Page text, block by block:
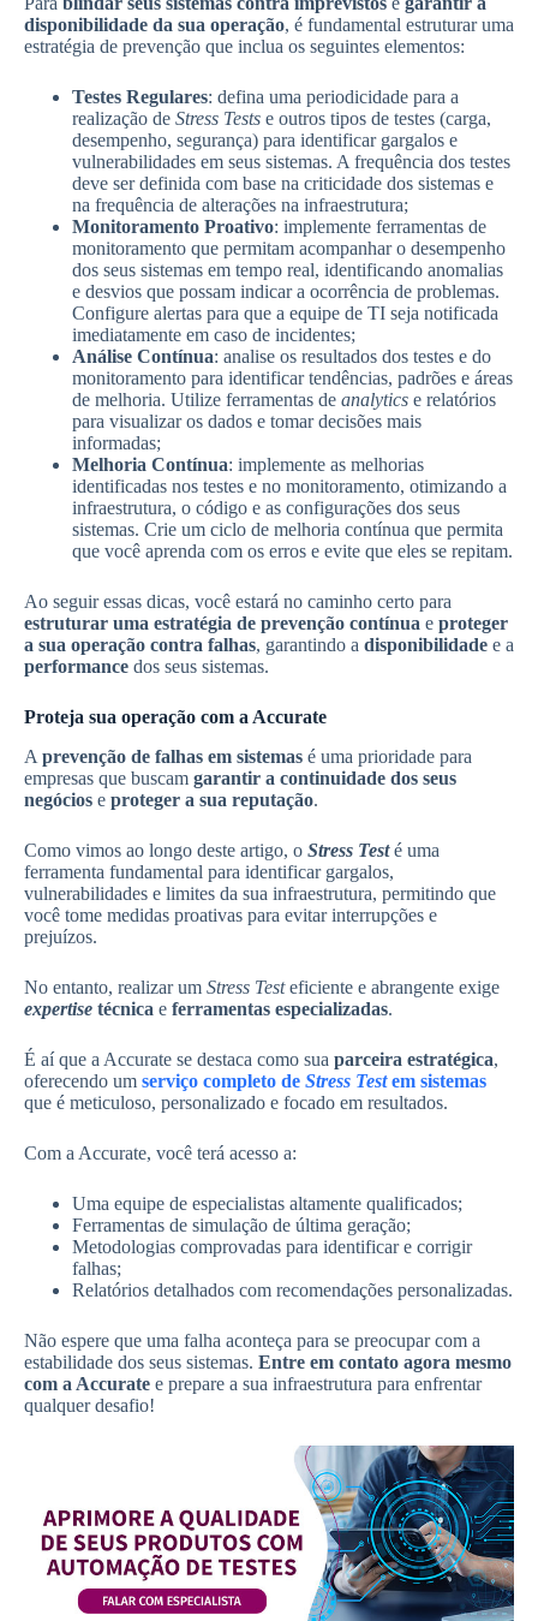
disponibilidade da sua operação, é fundamental estruturar uma
estratégia de prevenção que inclua os seguintes elementos:
Testes Regulares: defina uma periodicidade para a
realização de Stress Tests e outros tipos de testes (carga,
desempenho, segurança) para identificar gargalos e
vulnerabilidades em seus sistemas. A frequência dos testes
deve ser definida com base na criticidade dos sistemas e
na frequência de alterações na infraestrutura;
Monitoramento Proativo: implemente ferramentas de
monitoramento que permitam acompanhar o desempenho
dos seus sistemas em tempo real, identificando anomalias
e desvios que possam indicar a ocorrência de problemas.
Configure alertas para que a equipe de TI seja notificada
imediatamente em caso de incidentes;
Análise Contínua: analise os resultados dos testes e do
monitoramento para identificar tendências, padrões e áreas
de melhoria. Utilize ferramentas de analytics e relatórios
para visualizar os dados e tomar decisões mais
informadas;
Melhoria Contínua: implemente as melhorias
identificadas nos testes e no monitoramento, otimizando a
infraestrutura, o código e as configurações dos seus
sistemas. Crie um ciclo de melhoria contínua que permita
que você aprenda com os erros e evite que eles se repitam.
Ao seguir essas dicas, você estará no caminho certo para
estruturar uma estratégia de prevenção contínua e proteger
a sua operação contra falhas, garantindo a disponibilidade e a
performance dos seus sistemas.
Proteja sua operação com a Accurate
A prevenção de falhas em sistemas é uma prioridade para
empresas que buscam garantir a continuidade dos seus
negócios e proteger a sua reputação.
Como vimos ao longo deste artigo, o Stress Testé uma
ferramenta fundamental para identificar gargalos,
vulnerabilidades e limites da sua infraestrutura, permitindo que
você tome medidas proativas para evitar interrupções e
prejuízos.
No entanto, realizar um Stress Testeficiente e abrangente exige
expertise técnica e ferramentas especializadas.
É aí que a Accurate se destaca como sua parceira estratégica,
oferecendo um serviço completo de Stress Testem sistemas
que é meticuloso, personalizado e focado em resultados.
Com a Accurate, você terá acesso a:
Uma equipe de especialistas altamente qualificados;
Ferramentas de simulação de última geração;
Metodologias comprovadas para identificar e corrigir
falhas;
Relatórios detalhados com recomendações personalizadas.
Não espere que uma falha aconteça para se preocupar com a
estabilidade dos seus sistemas. Entre em contato agora mesmo
com a Accurate e prepare a sua infraestrutura para enfrentar
qualquer desafio!